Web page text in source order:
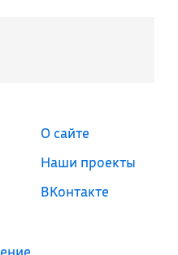
О сайте
Наши проекты
ВКонтакте